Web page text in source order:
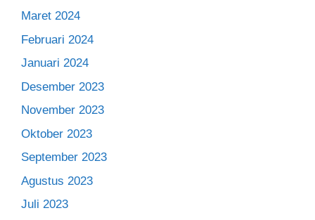
Maret 2024
Februari 2024
Januari 2024
Desember 2023
November 2023
Oktober 2023
September 2023
Agustus 2023
Juli 2023